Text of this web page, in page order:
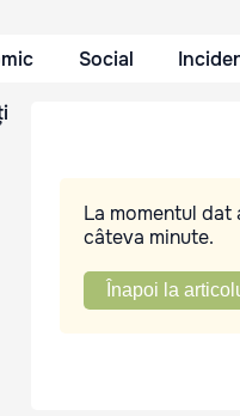
Social
La momentul
câteva minute.
Înapoi la